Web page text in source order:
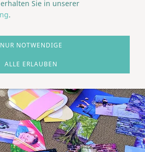
Sie in unserer
.
NUR NOTWENDIGE
ALLE ERLAUBEN